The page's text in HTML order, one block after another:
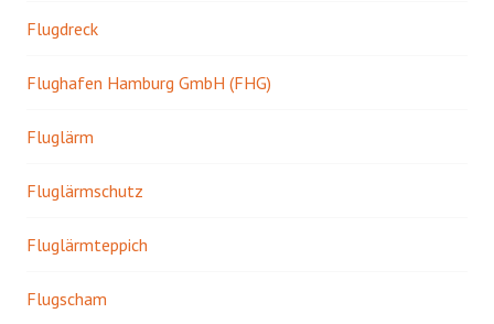
Flugdreck
Flughafen Hamburg GmbH (FHG)
Fluglärm
Fluglärmschutz
Fluglärmteppich
Flugscham